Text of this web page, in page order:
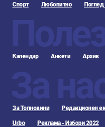
Спорт Любопитно Поглед
Календар Анкети Архив
За
За Топновини Редакционен
Urbo Реклама - Избори 2022